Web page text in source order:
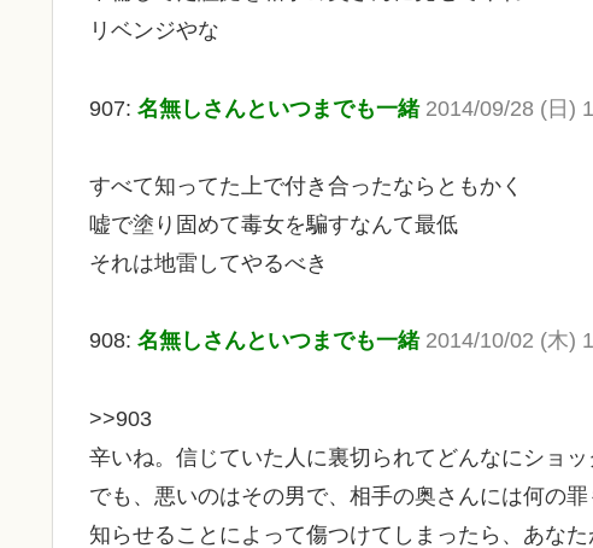
リベンジやな
907: 名無しさんといつまでも一緒 2014/09/28 (日)
すべて知ってた上で付き合ったならともかく
嘘で塗り固めて毒女を騙すなんて最低
それは地雷してやるべき
908: 名無しさんといつまでも一緒 2014/10/02 (木)
>>903
辛いね。信じていた人に裏切られてどんなにショッ
でも、悪いのはその男で、相手の奥さんには何の罪
知らせることによって傷つけてしまったら、あなた